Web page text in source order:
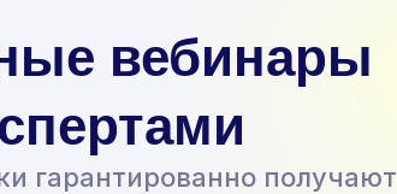
вебинары
гарантированно получают